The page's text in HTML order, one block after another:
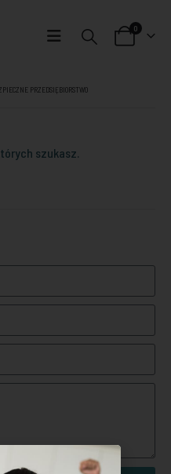
0
PRZEDSIĘBIORSTWO
szukasz.